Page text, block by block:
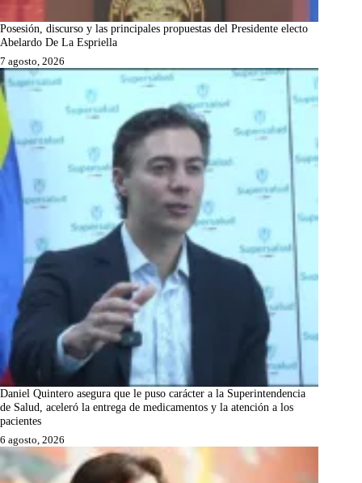
Posesión, discurso y las principales propuestas del Presidente electo
Abelardo De La Espriella
7 agosto, 2026
Daniel Quintero asegura que le puso carácter a la Superintendencia
de Salud, aceleró la entrega de medicamentos y la atención a los
pacientes
6 agosto, 2026